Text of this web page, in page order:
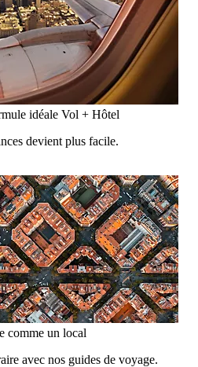
idéale Vol + Hôtel
devient plus facile.
comme un local
avec nos guides de voyage.